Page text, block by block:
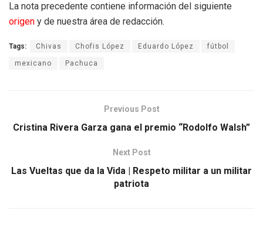
La nota precedente contiene información del siguiente
origen y de nuestra área de redacción.
Tags: Chivas Chofis López Eduardo López fútbol
mexicano Pachuca
Previous Post
Cristina Rivera Garza gana el premio “Rodolfo Walsh”
Next Post
Las Vueltas que da la Vida | Respeto militar a un militar
patriota